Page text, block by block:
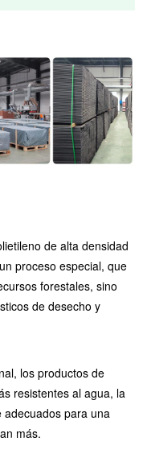
de alta densidad
proceso especial, que
forestales, sino
de desecho y
los productos de
resistentes al agua, la
para una
más.